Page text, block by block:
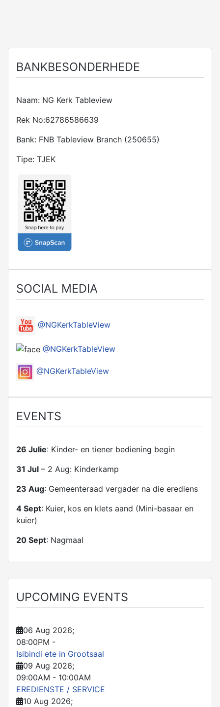
UPCOMING EVENTS
06 Aug 2026;
08:00PM -
Isibindi ete in Grootsaal
09 Aug 2026;
09:00AM - 10:00AM
EREDIENSTE / SERVICE
10 Aug 2026;
BANKBESONDERHEDE
Naam: NG Kerk Tableview
Rek No:62786586639
Bank: FNB Tableview Branch (250655)
Tipe: TJEK
SOCIAL MEDIA
@NGKerkTableView
@NGKerkTableView
@NGKerkTableView
EVENTS
26 Julie: Kinder- en tiener bediening begin
31 Jul – 2 Aug: Kinderkamp
23 Aug: Gemeenteraad vergader na die erediens
4 Sept: Kuier, kos en klets aand (Mini-basaar en
kuier)
20 Sept: Nagmaal